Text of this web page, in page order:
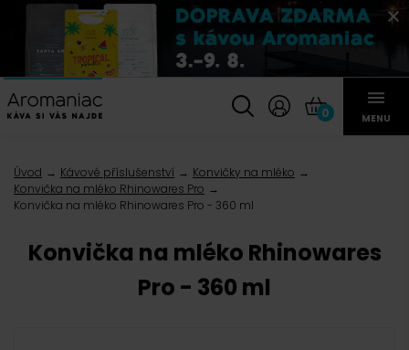
0 MENU
Úvod Kávové příslušenství
Konvičky na mléko
Konvička na mléko Rhinowares Pro
Konvička na mléko Rhinowares Pro - 360 ml
Konvička na mléko Rhinowares
Pro - 360 ml